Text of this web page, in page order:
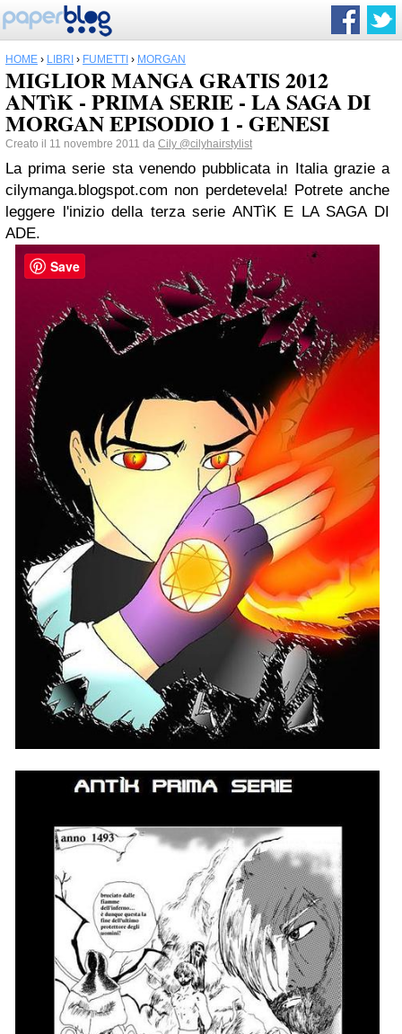
HOME › LIBRI › FUMETTI › MORGAN
MIGLIOR MANGA GRATIS 2012
ANTìK - PRIMA SERIE - LA SAGA DI
MORGAN EPISODIO 1 - GENESI
Creato il 11 novembre 2011 da Cily @cilyhairstylist
La prima serie sta venendo pubblicata in Italia grazie a
cilymanga.blogspot.com non perdetevela! Potrete anche
leggere l'inizio della terza serie ANTìK E LA SAGA DI
ADE.
Save